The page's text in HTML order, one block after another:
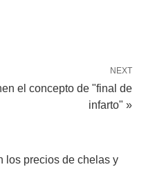
NEXT
el concepto de "final de
infarto" »
los precios de chelas y